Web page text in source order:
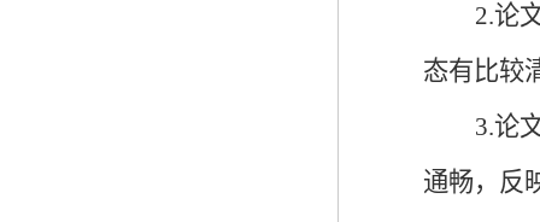
2.论
态有比较
3.论
通畅，反